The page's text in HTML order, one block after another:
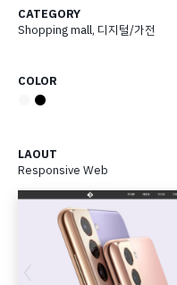
CATEGORY
Shopping mall, 디지털/가전
COLOR
●
LAOUT
Responsive Web